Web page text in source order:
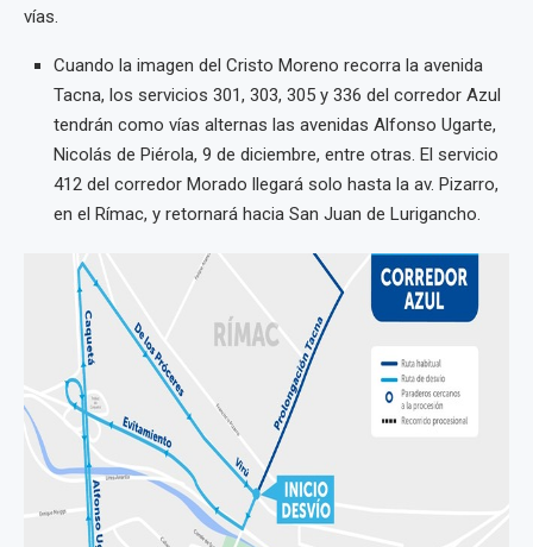
vías.
Cuando la imagen del Cristo Moreno recorra la avenida
Tacna, los servicios 301, 303, 305 y 336 del corredor Azul
tendrán como vías alternas las avenidas Alfonso Ugarte,
Nicolás de Piérola, 9 de diciembre, entre otras. El servicio
412 del corredor Morado llegará solo hasta la av. Pizarro,
en el Rímac, y retornará hacia San Juan de Lurigancho.